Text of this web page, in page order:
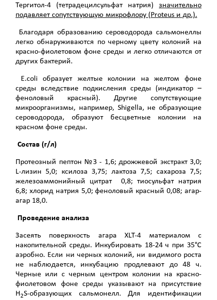
Тергитол-4 (тетрадецил­сульфат натрия) значительно
подавляет сопутствую­щую микрофлору (Proteus и др.).
Благодаря образованию сероводо­рода сальмонеллы
легко обнаружива­ются по черному цвету колоний на
красно-фиолетовом фоне среды и легко отличаются от
других бактерий.
E.coli образует желтые колонии на желтом фоне
среды вследствие подкисления среды (индикатор –
феноловый красный). Другие сопутствующие
микроорганизмы, например, Shigella, не образующие
сероводорода, образуют бесцветные колонии на
красном фоне среды.
Состав (г/л)
Протеозный пептон №3 - 1,6; дрожжевой экстракт 3,0;
L-лизин 5,0; ксилоза 3,75; лактоза 7,5; сахароза 7,5;
железоаммонийный цитрат 0,8; тиосульфат натрия
6,8; хлорид натрия 5,0; феноловый красный 0,08; агар-
агар 18,0.
Проведение анализа
Засеять поверхность агара XLT-4 материалом с
накопительной среды. Инкубировать 18-24 ч при 35°С
аэробно. Если ни черных колоний, ни видимого роста
не наблюдается, инкубацию продлевают до 48 ч.
Черные или с черным центром колонии на красно-
фиолетовом фоне среды указывают на присутствие
Н2S-образующих сальмонелл. Для идентификации